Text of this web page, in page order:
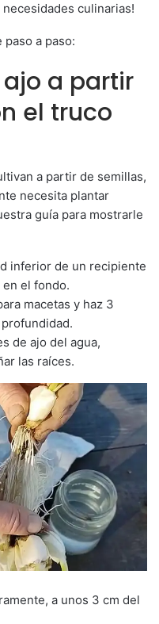
culinarias!
a paso:
a partir
el truco
a partir de semillas,
necesita plantar
guía para mostrarle
inferior de un recipiente
el fondo.
macetas y haz 3
de ajo del agua,
las raíces.
a unos 3 cm del